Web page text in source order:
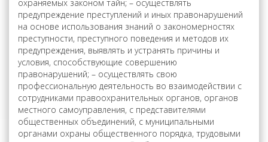
охраняемых законом тайн; – осуществлять
предупреждение преступлений и иных правонарушений
на основе использования знаний о закономерностях
преступности, преступного поведения и методов их
предупреждения, выявлять и устранять причины и
условия, способствующие совершению
правонарушений; – осуществлять свою
профессиональную деятельность во взаимодействии с
сотрудниками правоохранительных органов, органов
местного самоуправления, с представителями
общественных объединений, с муниципальными
органами охраны общественного порядка, трудовыми